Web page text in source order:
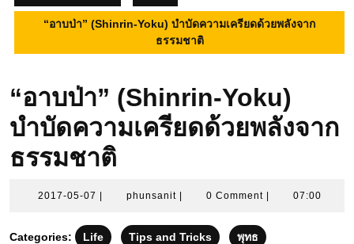
“อาบป่า” (Shinrin-Yoku) บำบัดความเครียดด้วยพลังจาก
ธรรมชาติ
“อาบป่า” (Shinrin-Yoku)
บำบัดความเครียดด้วยพลังจาก
ธรรมชาติ
2017-05-07 2017-
07
phunsanit phunsanit0 Comment 07:00
Categories: Life Tips and Tricks พุทธ